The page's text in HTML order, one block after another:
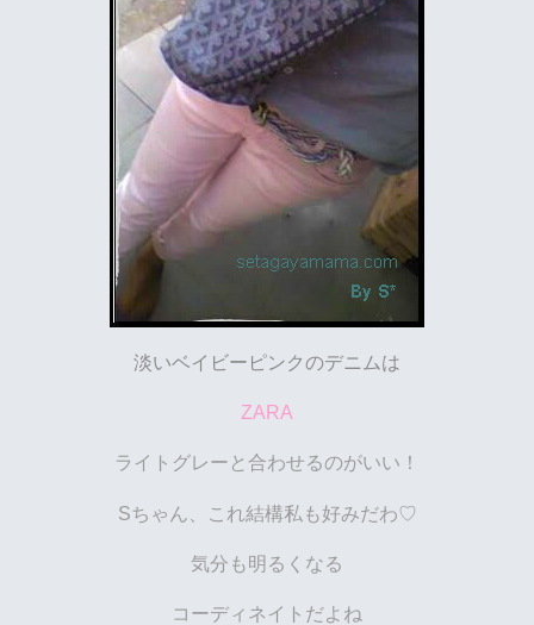
淡いベイビーピンクのデニムは
ZARA
ライトグレーと合わせるのがいい！
Sちゃん、これ結構私も好みだわ♡
気分も明るくなる
コーディネイトだよね